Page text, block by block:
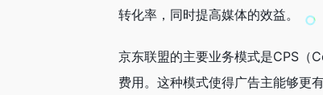
转化率，同时提高媒体的效益。
京东联盟的主要业务模式是CPS（
费用。这种模式使得广告主能够更